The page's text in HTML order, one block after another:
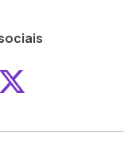
ao ao